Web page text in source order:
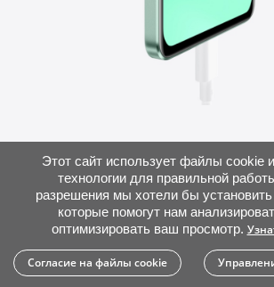
Этот сайт использует файлы cookie
технологии для правильной
разрешения мы хотели бы
которые помогут нам
оптимизировать ваш просмотр.
Согласие на файлы cookie